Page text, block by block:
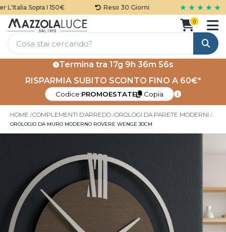
Sopra I 150€ Reso 30 Giorni ★ ★ ★ ★ ★
Cerca
0
Termina tra 17g 9h 36m 55s
RISPARMIA SUBITO SCONTO FINO A 60€*
Codice:PROMOESTATE Copia
HOME COMPLEMENTI D'ARREDO OROLOGI DA PARETE MODERNI
OROLOGIO DA MURO MODERNO ROVERE WENGE 30CM